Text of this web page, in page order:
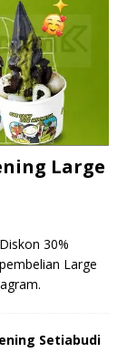
Large
30%
Large
Setiabudi